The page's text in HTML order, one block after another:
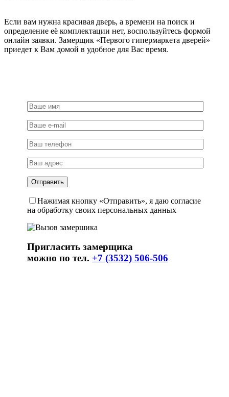
Если вам нужна красивая дверь, а времени на поиск и
определение её комплектации нет, воспользуйтесь формой
онлайн заявки. Замерщик «Первого гипермаркета дверей»
приедет к Вам домой в удобное для Вас время.
Нажимая кнопку «Отправить», я даю согласие
на обработку своих персональных данных
Пригласить замерщика
можно по тел. +7 (3532) 506-506